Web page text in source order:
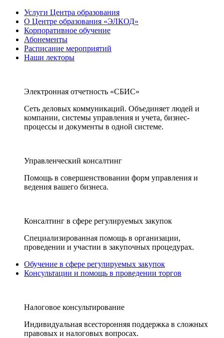
Услуги Центра образования
О Центре образования «ЭЛКОД»
Корпоративное обучение
Абонементы
Расписание мероприятий
Наши лекторы
Электронная отчетность «СБИС»
Сеть деловых коммуникаций. Объединяет людей и
компании, системы управления и учета, бизнес-
процессы и документы в одной системе.
Управленческий консалтинг
Помощь в совершенствовании форм управления и
ведения вашего бизнеса.
Консалтинг в сфере регулируемых закупок
Специализированная помощь в организации,
проведении и участии в закупочных процедурах.
Обучение в сфере регулируемых закупок
Консультации и помощь в проведении торгов
Налоговое консультирование
Индивидуальная всесторонняя поддержка в сложных
правовых и налоговых вопросах.